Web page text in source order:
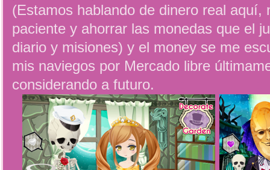
(Estamos hablando de dinero real aquí,
paciente y ahorrar las monedas que el
diario y misiones) y el money se me
mis naviegos por Mercado libre
considerando a futuro.